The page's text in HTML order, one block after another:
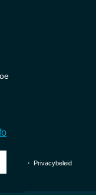
・ Privacybeleid